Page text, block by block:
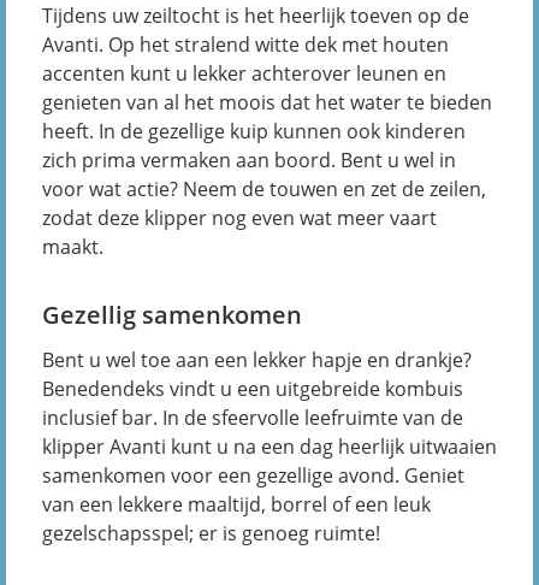
Tijdens uw zeiltocht is het heerlijk toeven op de
Avanti. Op het stralend witte dek met houten
accenten kunt u lekker achterover leunen en
genieten van al het moois dat het water te bieden
heeft. In de gezellige kuip kunnen ook kinderen
zich prima vermaken aan boord. Bent u wel in
voor wat actie? Neem de touwen en zet de zeilen,
zodat deze klipper nog even wat meer vaart
maakt.
Gezellig samenkomen
Bent u wel toe aan een lekker hapje en drankje?
Benedendeks vindt u een uitgebreide kombuis
inclusief bar. In de sfeervolle leefruimte van de
klipper Avanti kunt u na een dag heerlijk uitwaaien
samenkomen voor een gezellige avond. Geniet
van een lekkere maaltijd, borrel of een leuk
gezelschapsspel; er is genoeg ruimte!